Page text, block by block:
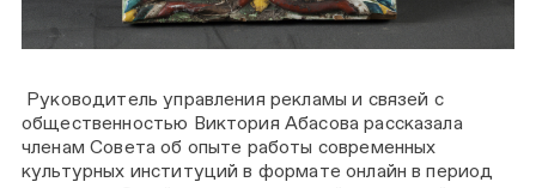
Руководитель управления рекламы и связей с
общественностью Виктория Абасова рассказала
членам Совета об опыте работы современных
культурных институций в формате онлайн в период